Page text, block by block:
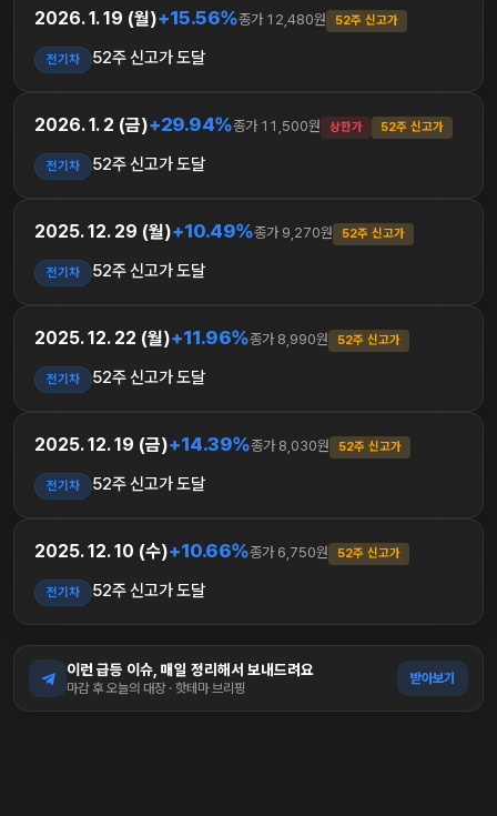
2026. 1. 19 (월)+15.56%종가 12,480원 52주 신고가
전기차 52주 신고가 도달
2026. 1. 2 (금)+29.94%종가 11,500원 상한가 52주 신고가
전기차 52주 신고가 도달
2025. 12. 29 (월)+10.49%종가 9,270원 52주 신고가
전기차 52주 신고가 도달
2025. 12. 22 (월)+11.96%종가 8,990원 52주 신고가
전기차 52주 신고가 도달
2025. 12. 19 (금)+14.39%종가 8,030원 52주 신고가
전기차 52주 신고가 도달
2025. 12. 10 (수)+10.66%종가 6,750원 52주 신고가
전기차 52주 신고가 도달
이런 급등 이슈, 매일 정리해서 보내드려요
마감 후 오늘의 대장 · 핫테마 브리핑
받아보기